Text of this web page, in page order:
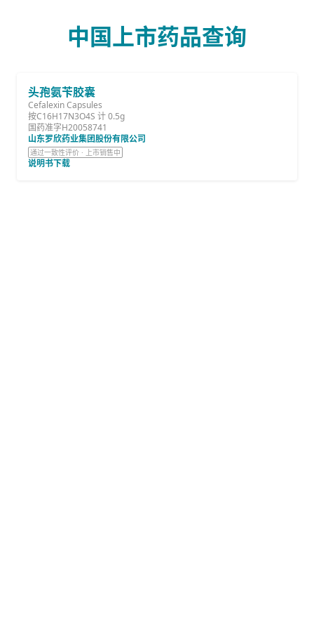
中国上市药品查询
头孢氨苄胶囊
Cefalexin Capsules
按C16H17N3O4S 计 0.5g
国药准字H20058741
山东罗欣药业集团股份有限公司
通过一致性评价 · 上市销售中
说明书下载